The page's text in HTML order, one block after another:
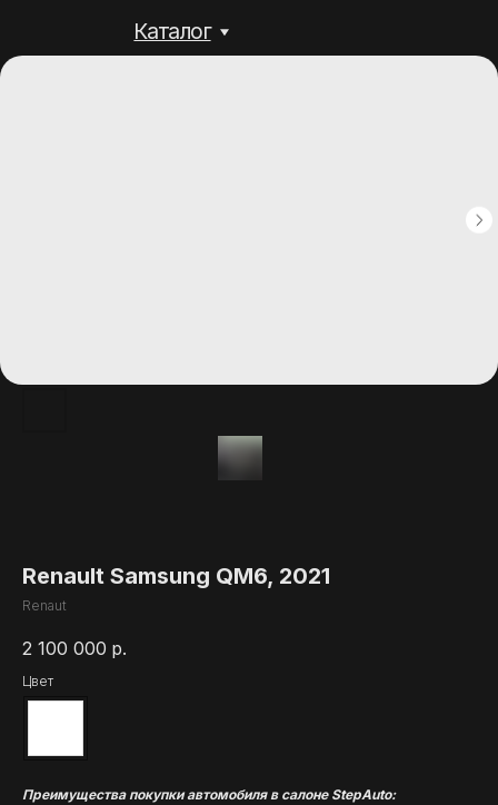
Каталог
Renault Samsung QM6, 2021
Renaut
2 100 000 р.
Цвет
Преимущества покупки автомобиля в салоне StepAuto: